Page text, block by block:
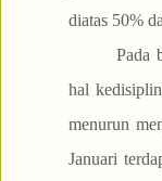
diatas 50%
Pada
hal
menurun
Januari